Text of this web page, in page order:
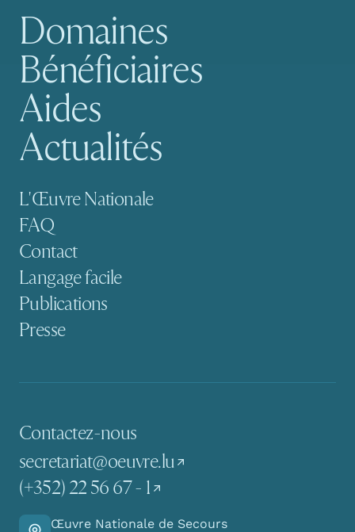
Navigation principale
Domaines
Bénéficiaires
Aides
Actualités
Navigation secondaire
L'Œuvre Nationale
FAQ
Contact
Langage facile
Publications
Presse
Contactez-nous
secretariat@oeuvre.lu
(+352) 22 56 67 - 1
Œuvre Nationale de Secours